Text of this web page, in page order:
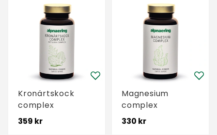
Kronärtskock
complex
359 kr
Magnesium
complex
330 kr